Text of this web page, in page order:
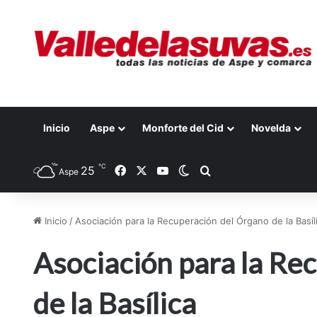
Inicio Aspe Monforte del Cid Novelda
Aspe 25 ℃ FacebookYouTubeSwitch skin
Inicio / Asociación para la Recuperación del Órgano de la
Asociación para la
de la Basílica